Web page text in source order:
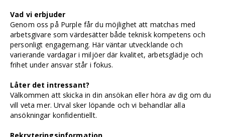
Vad vi erbjuder
Genom oss på Purple får du möjlighet att matchas med
arbetsgivare som värdesätter både teknisk kompetens och
personligt engagemang. Här väntar utvecklande och
varierande vardagar i miljöer där kvalitet, arbetsglädje och
frihet under ansvar står i fokus.
Låter det intressant?
Välkommen att skicka in din ansökan eller höra av dig om du
vill veta mer. Urval sker löpande och vi behandlar alla
ansökningar konfidentiellt.